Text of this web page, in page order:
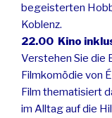
begeisterten
Koblenz.
22.00 Kino
Verstehen Sie die
Filmkomödie von
Film thematisiert
im Alltag auf die